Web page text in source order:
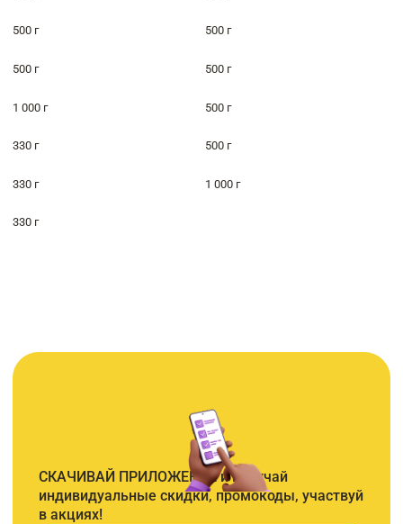
500 г 500 г
500 г 500 г
1 000 г 500 г
330 г 500 г
330 г 1 000 г
330 г
СКАЧИВАЙ ПРИЛОЖЕНИЕ и получай
индивидуальные скидки, промокоды, участвуй
в акциях!